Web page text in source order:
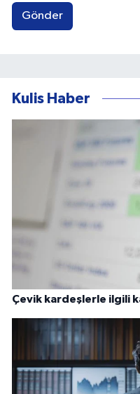
Gönder
Kulis Haber
Çevik kardeşlerle ilgili